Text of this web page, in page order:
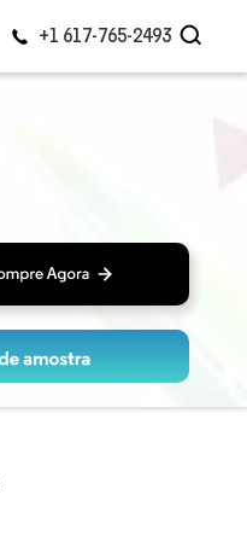
+1 617-765-2493